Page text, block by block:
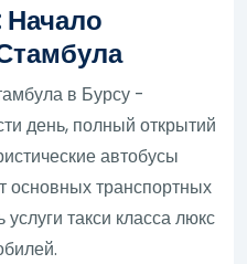
Начало
в Бурсу -
день, полный открытий
автобусы
основных транспортных
такси класса люкс